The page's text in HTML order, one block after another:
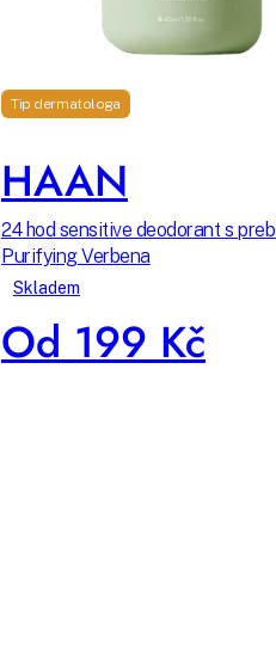
Tip dermatologa
HAAN
24 hod sensitive deodorant s
Purifying Verbena
Skladem
Od 199 Kč